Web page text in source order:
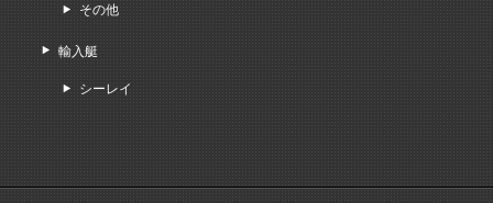
その他
輸入艇
シーレイ